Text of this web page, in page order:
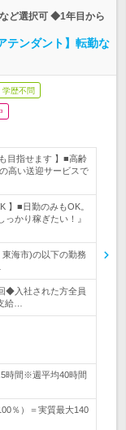
ど選択可 ◆1年目から
ンダント】転勤な
学歴不問
目指せます 】■高齢
高い送迎サービスで
】■日勤のみもOK。
かり稼ぎたい！』
東海市)の以下の勤務
◆入社された方全員
給…
時間※週平均40時間
％）＝実質最大140